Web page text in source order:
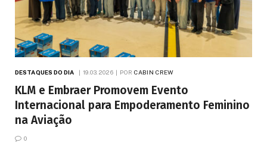
DESTAQUES DO DIA 19.03.2026 POR CABIN CREW
KLM e Embraer Promovem Evento
Internacional para Empoderamento Feminino
na Aviação
0